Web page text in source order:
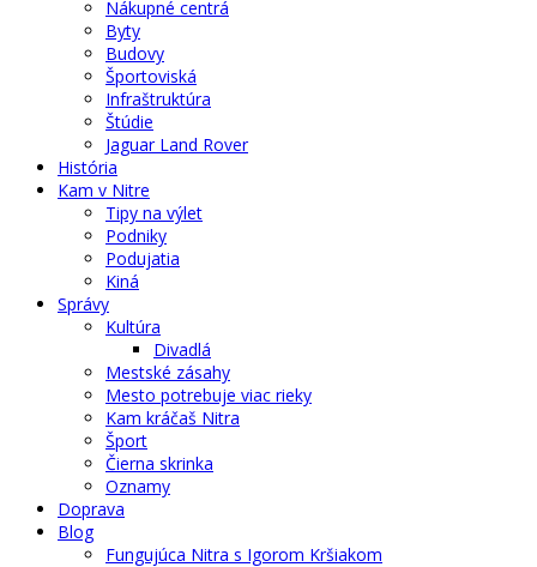
Nákupné centrá
Byty
Budovy
Športoviská
Infraštruktúra
Štúdie
Jaguar Land Rover
História
Kam v Nitre
Tipy na výlet
Podniky
Podujatia
Kiná
Správy
Kultúra
Divadlá
Mestské zásahy
Mesto potrebuje viac rieky
Kam kráčaš Nitra
Šport
Čierna skrinka
Oznamy
Doprava
Blog
Fungujúca Nitra s Igorom Kršiakom